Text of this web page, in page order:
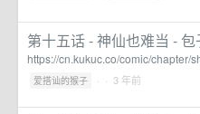
第十五话 - 神仙也难当 - 包
https://cn.kukuc.co/comic/
爱搭讪的猴子 · · 3 年前